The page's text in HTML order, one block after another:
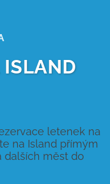
ISLAND
letenek na
na Island přímým
dalších měst do